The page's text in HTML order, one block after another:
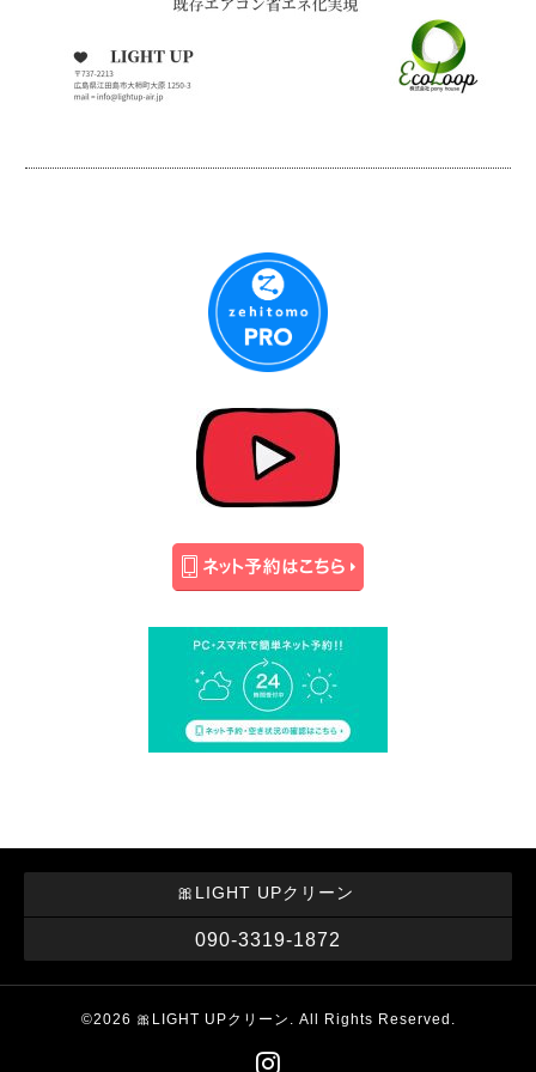
🎀LIGHT UPクリーン
090-3319-1872
©2026 🎀LIGHT UPクリーン . All Rights Reserved.